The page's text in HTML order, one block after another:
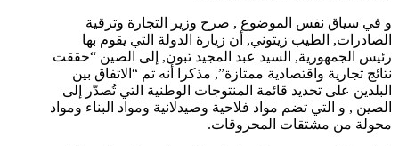
و في سياق نفس الموضوع , صرح وزير التجارة وترقية
الصادرات, الطيب زيتوني, أن زيارة الدولة التي يقوم بها
رئيس الجمهورية, السيد عبد المجيد تبون, إلى الصين “حققت
نتائج تجارية واقتصادية ممتازة”, مذكرا أنه تم “الاتفاق بين
البلدين على تحديد قائمة المنتوجات الوطنية التي تُصدّر إلى
الصين , و التي تضم مواد فلاحية وصيدلانية ومواد البناء ومواد
محولة من مشتقات المحروقات.